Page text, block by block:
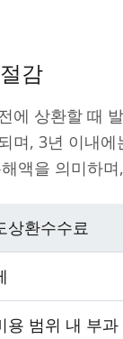
감
에 상환할 때
며, 3년 이내
액을 의미하
상환수수료
용 범위 내 부과